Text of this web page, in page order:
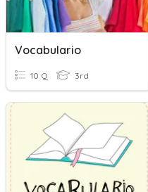
Vocabulario
10 Q 3rd